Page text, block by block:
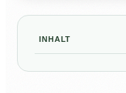
INHALT
Ihre